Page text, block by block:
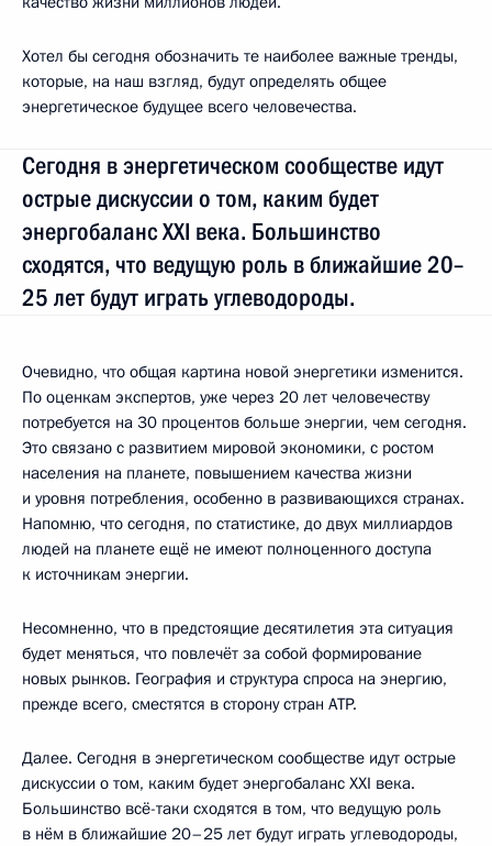
Хотел бы сегодня обозначить те наиболее важные тренды,
которые, на наш взгляд, будут определять общее
энергетическое будущее всего человечества.
Сегодня в энергетическом сообществе идут
острые дискуссии о том, каким будет
энергобаланс XXI века. Большинство
сходятся, что ведущую роль в ближайшие 20–
25 лет будут играть углеводороды.
Очевидно, что общая картина новой энергетики изменится.
По оценкам экспертов, уже через 20 лет человечеству
потребуется на 30 процентов больше энергии, чем сегодня.
Это связано с развитием мировой экономики, с ростом
населения на планете, повышением качества жизни
и уровня потребления, особенно в развивающихся странах.
Напомню, что сегодня, по статистике, до двух миллиардов
людей на планете ещё не имеют полноценного доступа
к источникам энергии.
Несомненно, что в предстоящие десятилетия эта ситуация
будет меняться, что повлечёт за собой формирование
новых рынков. География и структура спроса на энергию,
прежде всего, сместятся в сторону стран АТР.
Далее. Сегодня в энергетическом сообществе идут острые
дискуссии о том, каким будет энергобаланс XXI века.
Большинство всё-таки сходятся в том, что ведущую роль
в нём в ближайшие 20–25 лет будут играть углеводороды,